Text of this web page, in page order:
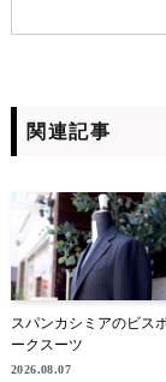
関連記事
スパンカシミアのビス
ークスーツ
2026.08.07